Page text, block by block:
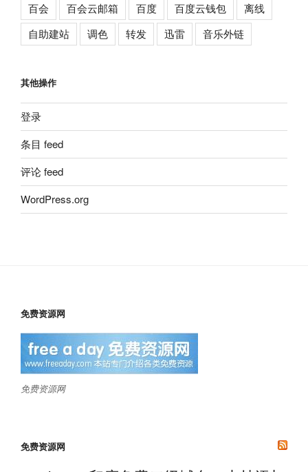
百会
百会云邮箱 百度 百度云钱包
离线
自助建站
调色 转发 迅雷 音乐外链
其他操作
登录
条目 feed
评论 feed
WordPress.org
免费资源网
免费资源网
免费资源网